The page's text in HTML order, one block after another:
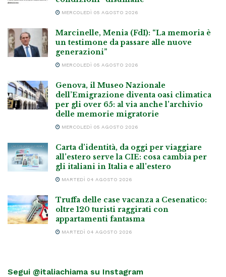
MERCOLEDÌ 05 AGOSTO 2026
Marcinelle, Menia (FdI): “La memoria è
un testimone da passare alle nuove
generazioni”
MERCOLEDÌ 05 AGOSTO 2026
Genova, il Museo Nazionale
dell’Emigrazione diventa oasi climatica
per gli over 65: al via anche l’archivio
delle memorie migratorie
MERCOLEDÌ 05 AGOSTO 2026
Carta d’identità, da oggi per viaggiare
all’estero serve la CIE: cosa cambia per
gli italiani in Italia e all’estero
MARTEDÌ 04 AGOSTO 2026
Truffa delle case vacanza a Cesenatico:
oltre 120 turisti raggirati con
appartamenti fantasma
MARTEDÌ 04 AGOSTO 2026
Segui @italiachiama su Instagram